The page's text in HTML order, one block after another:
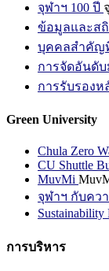
จุฬาฯ 100 ปี
ข้อมูลและส
บุคคลสำคัญ
การจัดอันดั
การรับรองห
Green University
Chula Zero
CU Shuttle
MuvMi
จุฬาฯ กับคว
Sustainability
การบริหาร